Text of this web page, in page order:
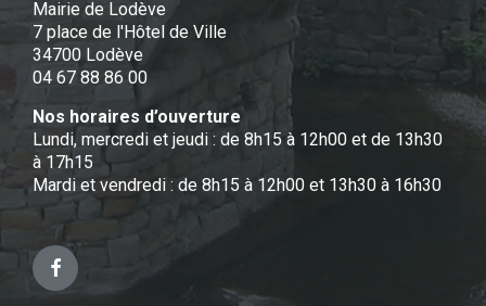
Mairie de Lodève
7 place de l'Hôtel de Ville
34700 Lodève
04 67 88 86 00
Nos horaires d’ouverture
Lundi, mercredi et jeudi : de 8h15 à 12h00 et de 13h30
à 17h15
Mardi et vendredi : de 8h15 à 12h00 et 13h30 à 16h30
Facebook